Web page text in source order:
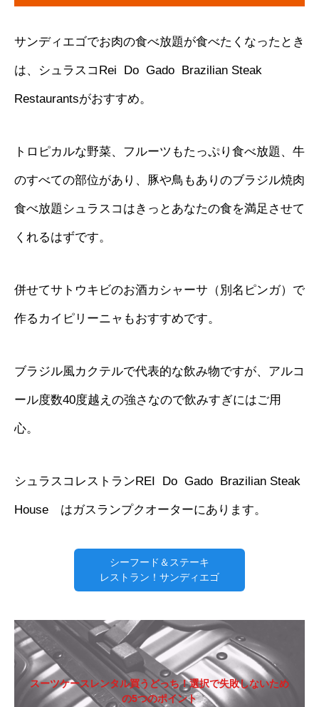
サンディエゴでお肉の食べ放題が食べたくなったとき
は、シュラスコ Rei Do Gado Brazilian Steak
Restaurantsがおすすめ。
トロピカルな野菜、フルーツもたっぷり食べ放題、牛
のすべての部位があり、豚や鳥もありのブラジル焼肉
食べ放題シュラスコはきっとあなたの食を満足させて
くれるはずです。
併せてサトウキビのお酒カシャーサ（別名ピンガ）で
作るカイピリーニャもおすすめです。
ブラジル風カクテルで代表的な飲み物ですが、アルコ
ール度数40度越えの強さなので飲みすぎにはご用
心。
シュラスコレストランREI Do Gado Brazilian Steak
House はガスランプクオーターにあります。
シーフード＆ステーキ
レストラン！サンディエゴ
スーツケースレンタル買うどっち！選択で失敗しないため
の5つのポイント